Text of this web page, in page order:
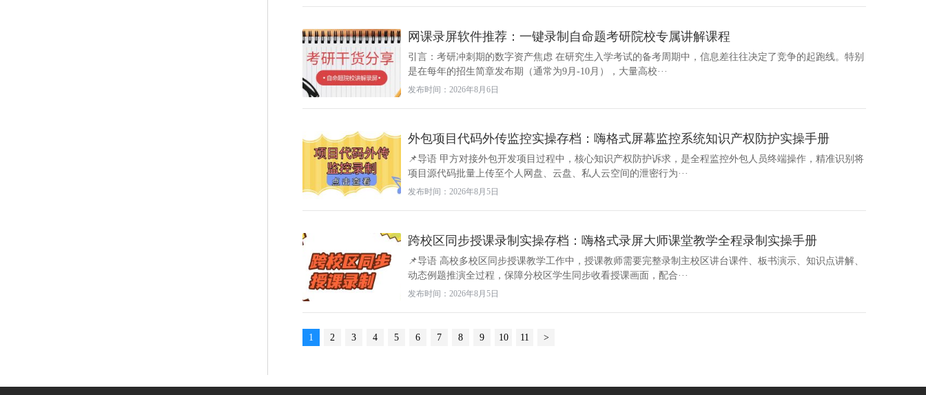
网课录屏软件推荐：一键录制自命题考研院校专属讲解课程
引言：考研冲刺期的数字资产焦虑 在研究生入学考试的备考周期中，信息差往往决定了竞争的起跑线。特别
是在每年的招生简章发布期（通常为9月-10月），大量高校···
发布时间：2026年8月6日
外包项目代码外传监控实操存档：嗨格式屏幕监控系统知识产权防护实操手册
📌导语 甲方对接外包开发项目过程中，核心知识产权防护诉求，是全程监控外包人员终端操作，精准识别将
项目源代码批量上传至个人网盘、云盘、私人云空间的泄密行为···
发布时间：2026年8月5日
跨校区同步授课录制实操存档：嗨格式录屏大师课堂教学全程录制实操手册
📌导语 高校多校区同步授课教学工作中，授课教师需要完整录制主校区讲台课件、板书演示、知识点讲解、
动态例题推演全过程，保障分校区学生同步收看授课画面，配合···
发布时间：2026年8月5日
1 2 3 4 5 6 7 8 9 10 11 >